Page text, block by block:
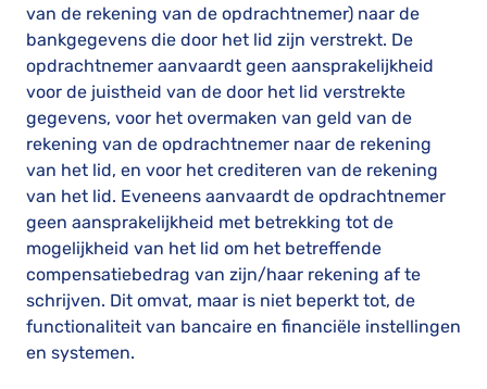
van de rekening van de opdrachtnemer) naar de
bankgegevens die door het lid zijn verstrekt. De
opdrachtnemer aanvaardt geen aansprakelijkheid
voor de juistheid van de door het lid verstrekte
gegevens, voor het overmaken van geld van de
rekening van de opdrachtnemer naar de rekening
van het lid, en voor het crediteren van de rekening
van het lid. Eveneens aanvaardt de opdrachtnemer
geen aansprakelijkheid met betrekking tot de
mogelijkheid van het lid om het betreffende
compensatiebedrag van zijn/haar rekening af te
schrijven. Dit omvat, maar is niet beperkt tot, de
functionaliteit van bancaire en financiële instellingen
en systemen.